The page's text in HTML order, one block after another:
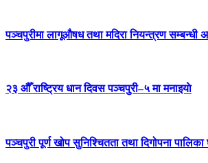
पञ्चपुरीमा लागूऔषध तथा मदिरा नियन्त्रण सम्बन्धी
२३ औँ राष्ट्रिय धान दिवस पञ्चपुरी–५ मा मनाइयाे
पञ्चपुरी पूर्ण खोप सुनिश्चितता तथा दिगोपना पालिका